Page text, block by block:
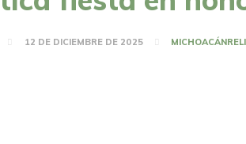
12 DE DICIEMBRE DE 2025 MICHOACÁN